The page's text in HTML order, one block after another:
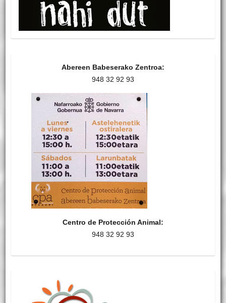
Abereen Babeserako Zentroa:
948 32 92 93
Centro de Protección Animal:
948 32 92 93